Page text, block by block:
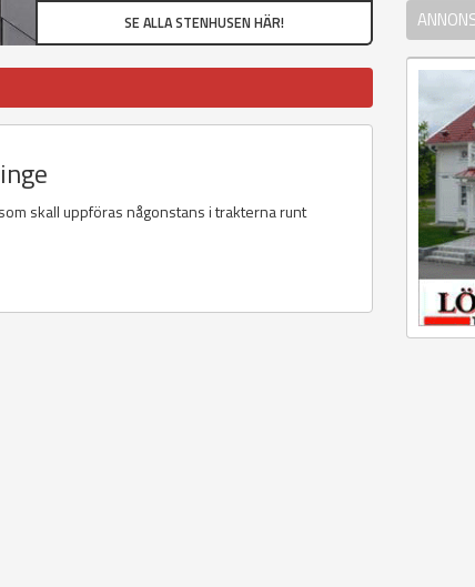
SE ALLA STENHUSEN HÄR!
skall uppföras någonstans i trakterna runt